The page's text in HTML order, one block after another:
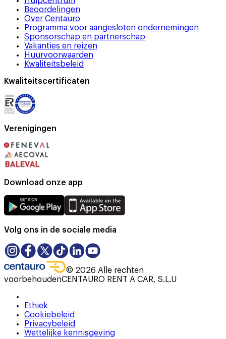
Beoordelingen
Over Centauro
Programma voor aangesloten ondernemingen
Sponsorschap en partnerschap
Vakanties en reizen
Huurvoorwaarden
Kwaliteitsbeleid
Kwaliteitscertificaten
Verenigingen
Download onze app
Volg ons in de sociale media
© 2026 Alle rechten
voorbehoudenCENTAURO RENT A CAR, S.L.U
Ethiek
Cookiebeleid
Privacybeleid
Wettelijke kennisgeving